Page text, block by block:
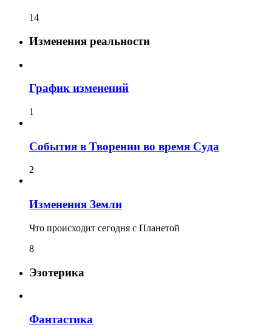
14
Изменения реальности
График изменений
1
События в Творении во время Суда
2
Изменения Земли
Что происходит сегодня с Планетой
8
Эзотерика
Фантастика